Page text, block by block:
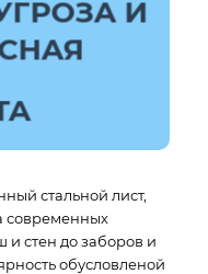
И
стальной лист,
современных
и стен до заборов и
обусловленой